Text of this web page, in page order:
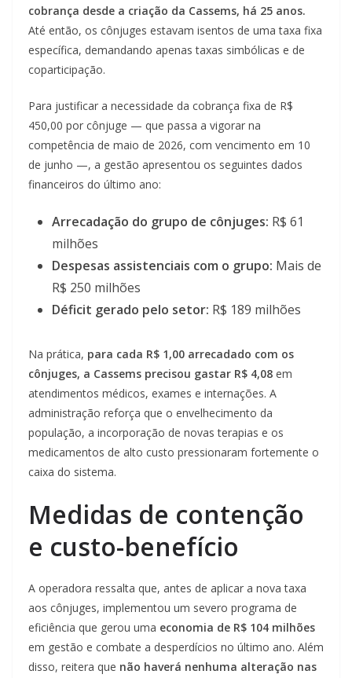
cobrança desde a criação da Cassems, há 25 anos.
Até então, os cônjuges estavam isentos de uma taxa fixa
específica, demandando apenas taxas simbólicas e de
coparticipação.
Para justificar a necessidade da cobrança fixa de R$
450,00 por cônjuge — que passa a vigorar na
competência de maio de 2026, com vencimento em 10
de junho —, a gestão apresentou os seguintes dados
financeiros do último ano:
Arrecadação do grupo de cônjuges: R$ 61
milhões
Despesas assistenciais com o grupo: Mais de
R$ 250 milhões
Déficit gerado pelo setor: R$ 189 milhões
Na prática, para cada R$ 1,00 arrecadado com os
cônjuges, a Cassems precisou gastar R$ 4,08 em
atendimentos médicos, exames e internações. A
administração reforça que o envelhecimento da
população, a incorporação de novas terapias e os
medicamentos de alto custo pressionaram fortemente o
caixa do sistema.
Medidas de contenção
e custo-benefício
A operadora ressalta que, antes de aplicar a nova taxa
aos cônjuges, implementou um severo programa de
eficiência que gerou uma economia de R$ 104 milhões
em gestão e combate a desperdícios no último ano. Além
disso, reitera que não haverá nenhuma alteração nas